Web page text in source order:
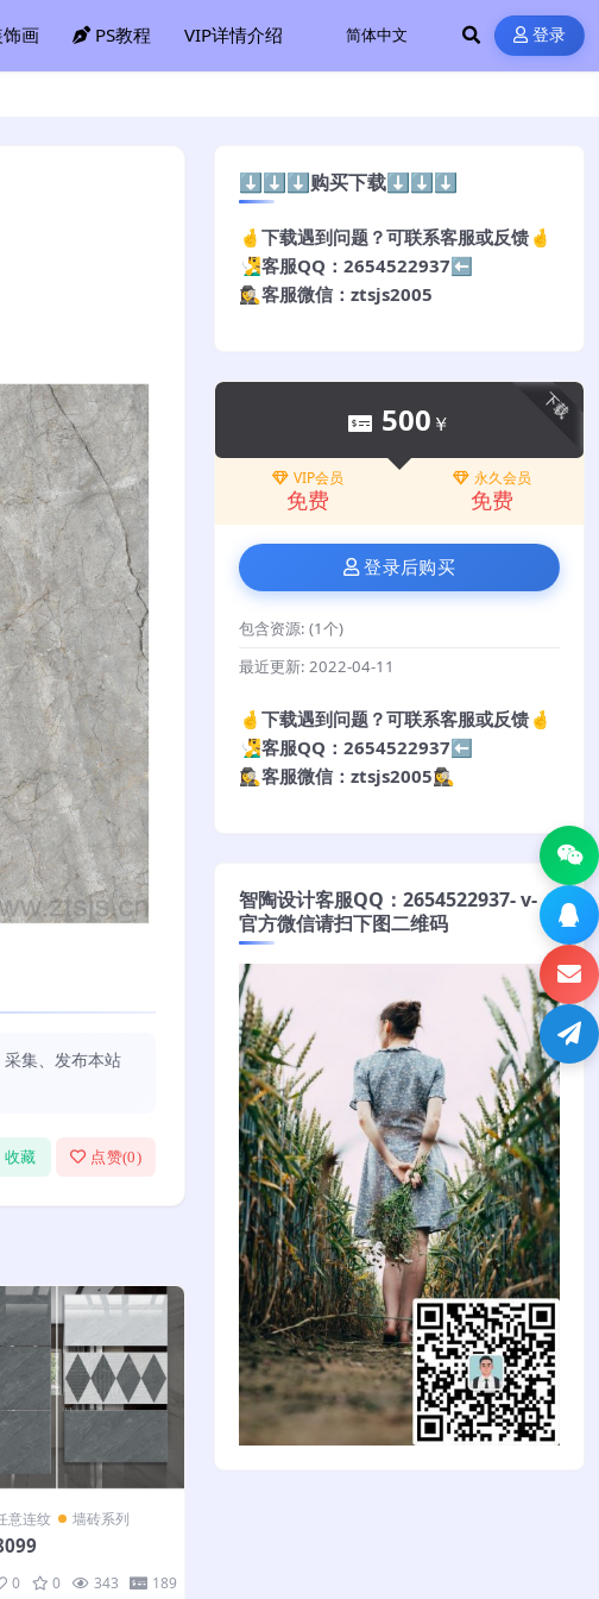
画 PS教程 VIP详情介绍 登录
集、发布本站
收藏 点赞(0)
意连纹 墙砖系列
0 0 343 189
⬇️⬇️⬇️购买下载⬇️⬇️⬇️
🤞下载遇到问题？可联系客服或反馈🤞
🧏‍♂️客服QQ：2654522937⬅️
🕵️‍♀️客服微信：ztsjs2005
下载
500 ￥
VIP会员
免费
永久会员
免费
登录后购买
包含资源: (1个)
最近更新: 2022-04-11
🤞下载遇到问题？可联系客服或反馈🤞
🧏‍♂️客服QQ：2654522937⬅️
🕵️‍♀️客服微信：ztsjs2005🕵️‍♀️
智陶设计客服QQ：2654522937- v-
官方微信请扫下图二维码